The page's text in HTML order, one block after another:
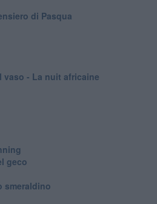
di Pasqua
- La nuit africaine
geco
smeraldino